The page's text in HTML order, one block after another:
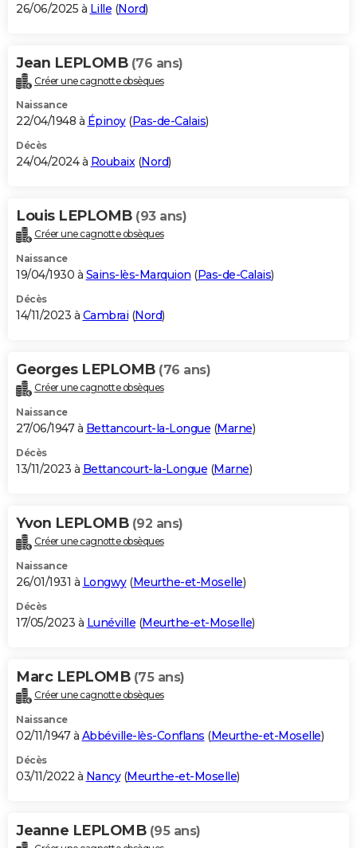
26/06/2025 à Lille (Nord)
Jean LEPLOMB (76 ans)
Créer une cagnotte obsèques
Naissance
22/04/1948 à Épinoy(Pas-de-Calais)
Décès
24/04/2024 à Roubaix(Nord)
Louis LEPLOMB (93 ans)
Créer une cagnotte obsèques
Naissance
19/04/1930 à Sains-lès-Marquion (Pas-de-Calais)
Décès
14/11/2023 à Cambrai (Nord)
Georges LEPLOMB (76 ans)
Créer une cagnotte obsèques
Naissance
27/06/1947 à Bettancourt-la-Longue (Marne)
Décès
13/11/2023 à Bettancourt-la-Longue (Marne)
Yvon LEPLOMB (92 ans)
Créer une cagnotte obsèques
Naissance
26/01/1931 à Longwy(Meurthe-et-Moselle)
Décès
17/05/2023 à Lunéville (Meurthe-et-Moselle)
Marc LEPLOMB (75 ans)
Créer une cagnotte obsèques
Naissance
02/11/1947 à Abbéville-lès-Conflans (Meurthe-et-Moselle)
Décès
03/11/2022 à Nancy(Meurthe-et-Moselle)
Jeanne LEPLOMB (95 ans)